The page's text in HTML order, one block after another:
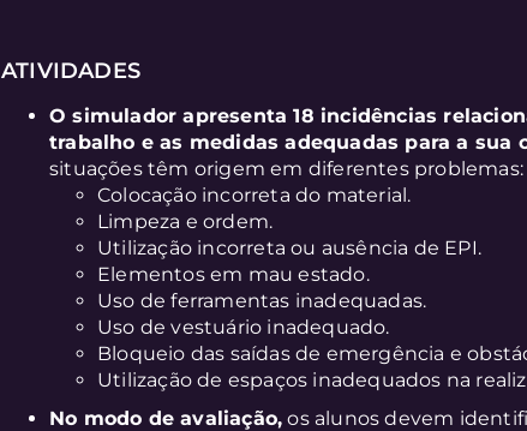
ATIVIDADES
O simulador apresenta 18 incidências
trabalho e as medidas adequadas para a sua
situações têm origem em diferentes problemas:
Colocação incorreta do material.
Limpeza e ordem.
Utilização incorreta ou ausência de EPI.
Elementos em mau estado.
Uso de ferramentas inadequadas.
Uso de vestuário inadequado.
Bloqueio das saídas de emergência e
Utilização de espaços inadequados na
No modo de avaliação, os alunos devem